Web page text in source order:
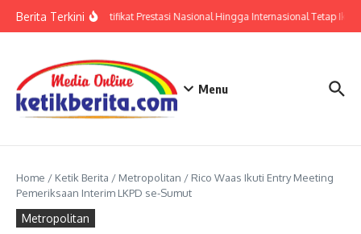
Berita TerkiniPolri: Sertifikat Prestasi Nasional Hingga Internasional Tetap Ikuti
Menu
Home / Ketik Berita / Metropolitan / Rico Waas Ikuti Entry Meeting
Pemeriksaan Interim LKPD se-Sumut
Metropolitan